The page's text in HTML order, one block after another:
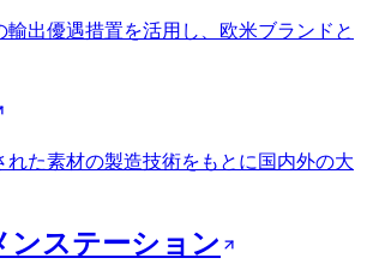
輸出優遇措置を活用し、欧米ブランドと
れた素材の製造技術をもとに国内外の大
ンステーション